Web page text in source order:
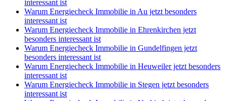
interessant ist
Warum Energiecheck Immobilie in Au jetzt besonders
interessant ist
Warum Energiecheck Immobilie in Ehrenkirchen jetzt
besonders interessant ist
Warum Energiecheck Immobilie in Gundelfingen jetzt
besonders interessant ist
Warum Energiecheck Immobilie in Heuweiler jetzt besonders
interessant ist
Warum Energiecheck Immobilie in Stegen jetzt besonders
interessant ist